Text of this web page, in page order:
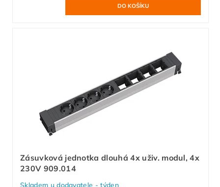
Zásuvková jednotka dlouhá 4x uživ. modul, 4x
230V 909.014
Skladem u dodavatele - týden